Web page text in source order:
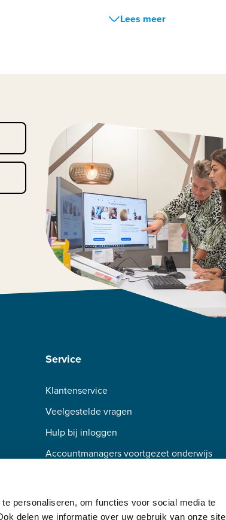
personaliseren, om functies voor social media te
delen we informatie over uw gebruik van onze site
Lees meer
Service
Klantenservice
Veelgestelde vragen
Hulp bij inloggen
Accountmanagers voortgezet onderwijs